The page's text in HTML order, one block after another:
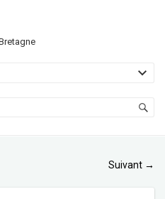
Suivant →